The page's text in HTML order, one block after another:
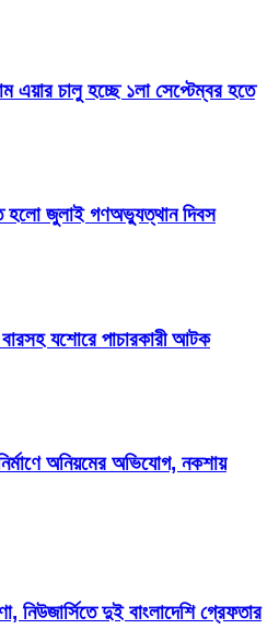
এয়ার চালু হচ্ছে ১লা সেপ্টেম্বর হতে
হলো জুলাই গণঅভ্যুত্থান দিবস
যশোরে পাচারকারী আটক​
অনিয়মের অভিযোগ, নকশায়
নিউজার্সিতে দুই বাংলাদেশি গ্রেফতার